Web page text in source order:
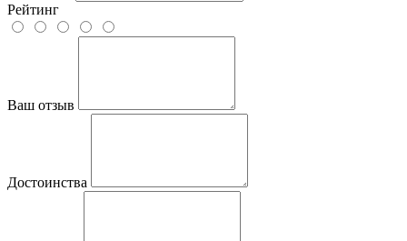
Рейтинг
Ваш отзыв
Достоинства